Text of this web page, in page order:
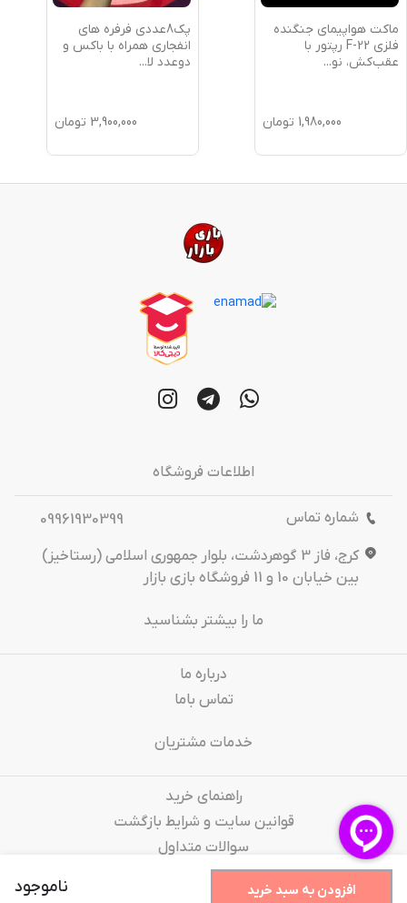
افزودن به سبد خرید ناموجود
ماکت هواپیمای جنگنده
فلزی F-22 رپتور با
عقب‌کش، نو...
1,980,000 تومان
پک8عددی فرفره های
انفجاری همراه با باکس و
دوعدد لا...
3,900,000 تومان
اطلاعات فروشگاه
شماره تماس
09961930399
کرج، فاز 3 گوهردشت، بلوار جمهوری اسلامی (رستاخیز)
بین خیابان 10 و 11 فروشگاه بازی بازار
ما را بیشتر بشناسید
درباره‌ ما
تماس باما
خدمات مشتریان
راهنمای خرید
قوانین سایت و شرایط بازگشت
سوالات متداول